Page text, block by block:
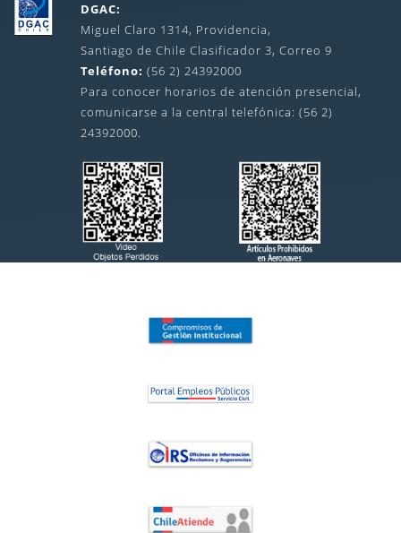
DGAC:
Miguel Claro 1314, Providencia,
Santiago de Chile Clasificador 3, Correo 9
Teléfono: (56 2) 24392000
Para conocer horarios de atención presencial,
comunicarse a la central telefónica: (56 2)
24392000.